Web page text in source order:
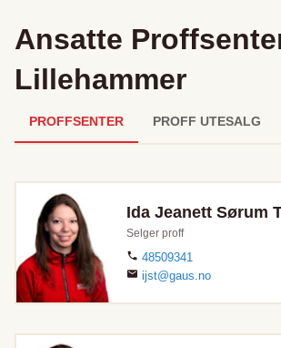
Ansatte
Lillehammer
PROFFSENTER PROFF UTESALG
Ida Jeanett Sørum
Selger proff
48509341
ijst@gaus.no